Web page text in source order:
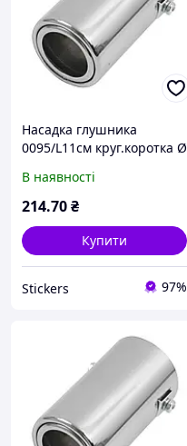
Насадка глушника
0095/L11см круг.коротка Ø
106034 (50шт/ящ)
В наявності
214.70₴
Купити
Stickers 97%